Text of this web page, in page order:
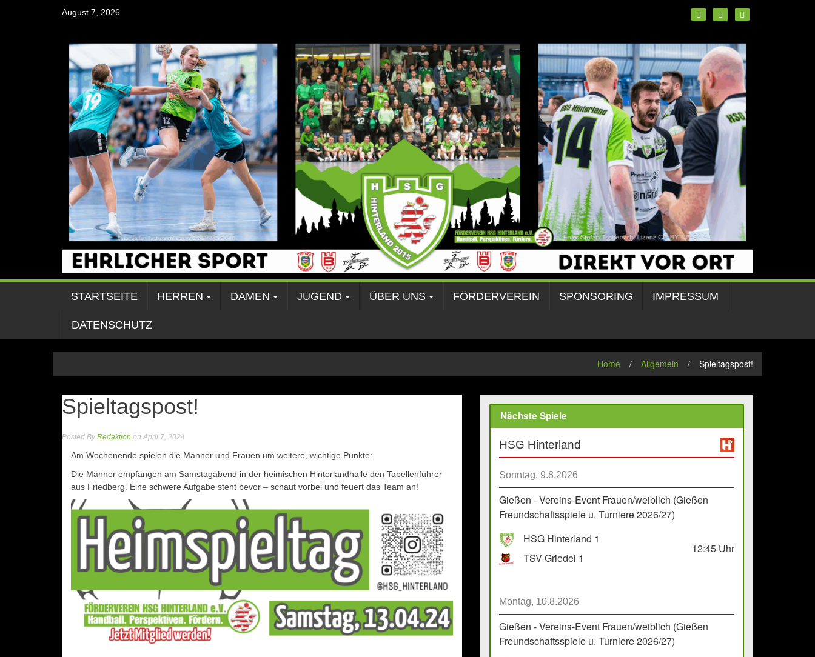
August 7, 2026
STARTSEITE HERREN DAMEN JUGEND ÜBER UNS FÖRDERVEREIN SPONSORING IMPRESSUM
DATENSCHUTZ
Home / Allgemein / Spieltagspost!
Spieltagspost!
Posted ByRedaktion on April 7, 2024
Am Wochenende spielen die Männer und Frauen um weitere, wichtige Punkte:
Die Männer empfangen am Samstagabend in der heimischen Hinterlandhalle den Tabellenführer
aus Friedberg. Eine schwere Aufgabe steht bevor – schaut vorbei und feuert das Team an!
Nächste Spiele
HSG Hinterland
Sonntag, 9.8.2026
Gießen - Vereins-Event Frauen/weiblich (Gießen
Freundschaftsspiele u. Turniere 2026/27)
HSG Hinterland 1
TSV Griedel 1
12:45Uhr
Montag, 10.8.2026
Gießen - Vereins-Event Frauen/weiblich (Gießen
Freundschaftsspiele u. Turniere 2026/27)